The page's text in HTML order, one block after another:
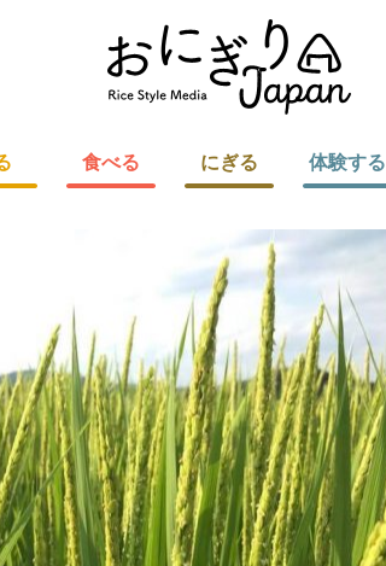
食べる にぎる 体験する